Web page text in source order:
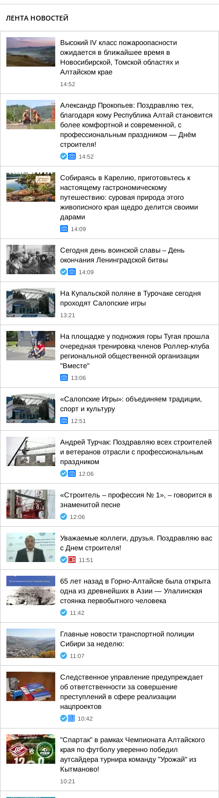
ЛЕНТА НОВОСТЕЙ
Высокий IV класс пожароопасности
ожидается в ближайшее время в
Новосибирской, Томской областях и
Алтайском крае
14:52
Александр Прокопьев: Поздравляю тех,
благодаря кому Республика Алтай становится
более комфортной и современной, с
профессиональным праздником — Днём
строителя!
14:52
Собираясь в Карелию, приготовьтесь к
настоящему гастрономическому
путешествию: суровая природа этого
живописного края щедро делится своими
дарами
14:09
Сегодня день воинской славы – День
окончания Ленинградской битвы
14:09
На Купальской поляне в Турочаке сегодня
проходят Салопские игры
13:21
На площадке у подножия горы Тугая прошла
очередная тренировка членов Роллер-клуба
региональной общественной организации
"Вместе"
13:06
«Салопские Игры»: объединяем традиции,
спорт и культуру
12:51
Андрей Турчак: Поздравляю всех строителей
и ветеранов отрасли с профессиональным
праздником
12:06
«Строитель – профессия № 1», – говорится в
знаменитой песне
12:06
Уважаемые коллеги, друзья. Поздравляю вас
с Днем строителя!
11:51
65 лет назад в Горно-Алтайске была открыта
одна из древнейших в Азии — Улалинская
стоянка первобытного человека
11:42
Главные новости транспортной полиции
Сибири за неделю:
11:07
Следственное управление предупреждает
об ответственности за совершение
преступлений в сфере реализации
нацпроектов
10:42
"Спартак" в рамках Чемпионата Алтайского
края по футболу уверенно победил
аутсайдера турнира команду "Урожай" из
Кытманово!
10:21